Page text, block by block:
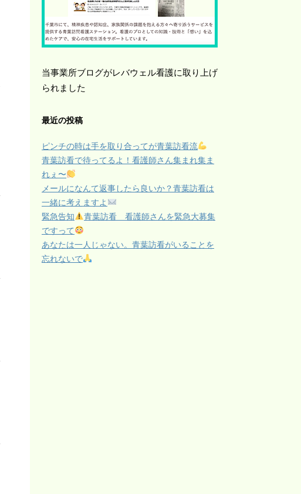
当事業所ブログがレバウェル看護に取り上げ
られました
最近の投稿
ピンチの時は手を取り合ってが青葉訪看流
青葉訪看で待ってるよ！看護師さん集まれ集ま
れぇ〜
メールになんて返事したら良いか？青葉訪看は
一緒に考えますよ
緊急告知
青葉訪看 看護師さんを緊急大募集
ですって
あなたは一人じゃない。青葉訪看がいることを
忘れないで